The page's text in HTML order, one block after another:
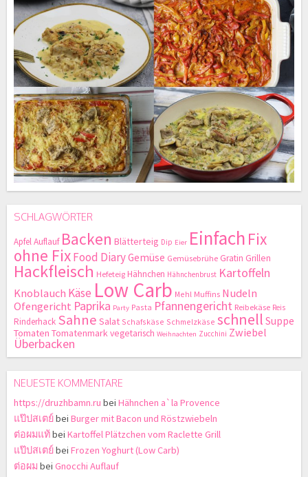
SCHLAGWÖRTER
ApfelAuflauf Backen Blätterteig Dip Eier Einfach Fix
ohne FixFood DiaryGemüse Gemüsebrühe Gratin Grillen
Hackfleisch Hefeteig Hähnchen Hähnchenbrust Kartoffeln
Knoblauch Käse Low Carb Mehl Muffins Nudeln
Ofengericht Paprika Party Pasta Pfannengericht Reibekäse Reis
Rinderhack Sahne Salat Schafskäse Schmelzkäse schnell Suppe
Tomaten Tomatenmarkvegetarisch Weihnachten Zucchini Zwiebel
Überbacken
NEUESTE KOMMENTARE
https://druzhbamn.ru bei Hähnchen a`la Provence
แป๊ปสเตย์bei Burger mit Bacon und Röstzwiebeln
ต่อผมแท้bei Kartoffel Plätzchen vom Raclette Grill
แป๊ปสเตย์bei Frozen Yoghurt (Low Carb)
ต่อผม bei Gnocchi Auflauf